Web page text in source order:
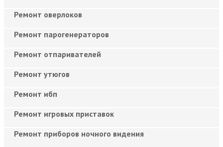
Ремонт оверлоков
Ремонт парогенераторов
Ремонт отпаривателей
Ремонт утюгов
Ремонт ибп
Ремонт игровых приставок
Ремонт приборов ночного видения